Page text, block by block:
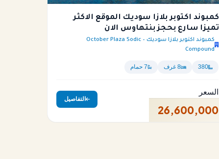
كمبوند اكتوبر بلازا سوديك الموقع الاكثر
تميزا سارع بحجز بنتهاوس الان
كمبوند اكتوبر بلازا سوديك – October Plaza Sodic
Compound
380 8 غرف 7 حمام
السعر
26,600,000
التفاصيل